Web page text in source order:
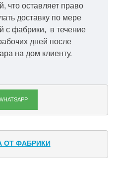
что оставляет право
доставку по мере
с фабрики, в течение
дней после
на дом клиенту.
ОТ ФАБРИКИ